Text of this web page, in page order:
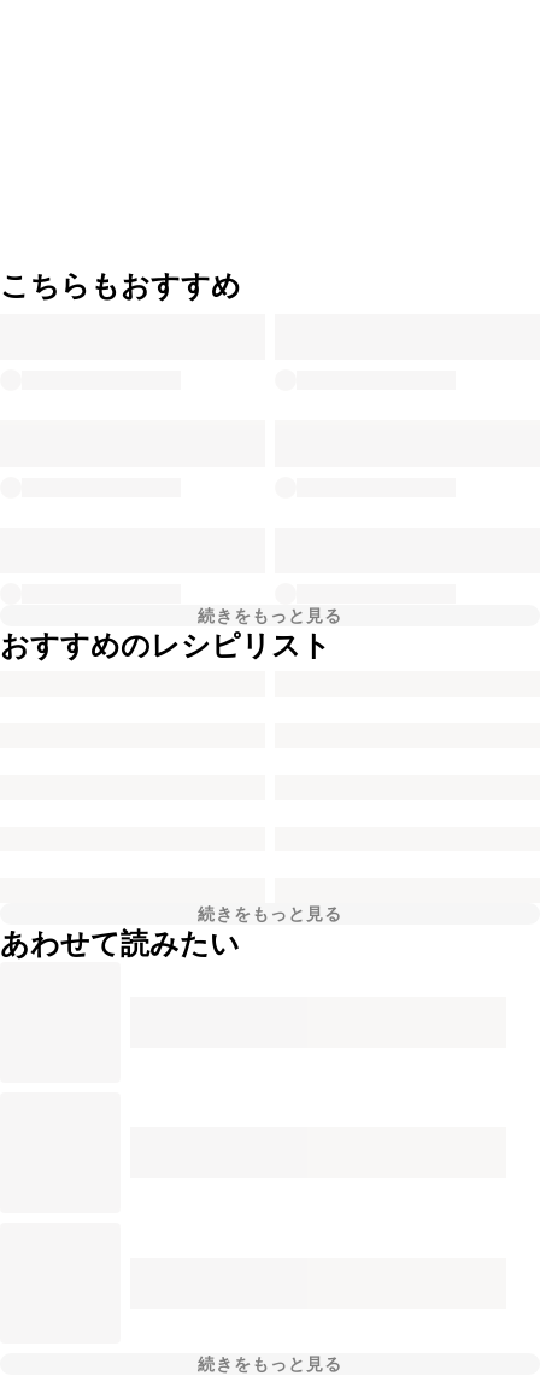
こちらもおすすめ
続きをもっと見る
おすすめのレシピリスト
続きをもっと見る
あわせて読みたい
続きをもっと見る